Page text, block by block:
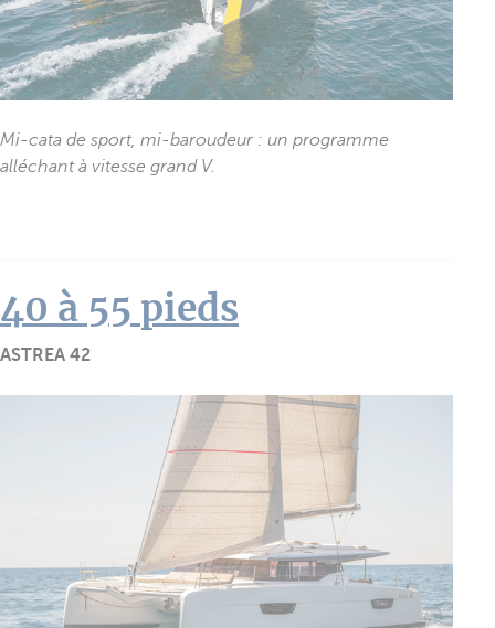
Mi-cata de sport, mi-baroudeur : un programme
alléchant à vitesse grand V.
40 à 55 pieds
ASTREA 42